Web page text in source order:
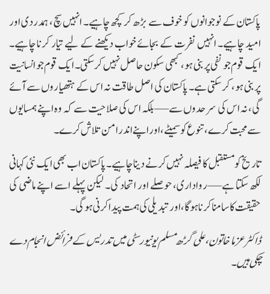
پاکستان کے نوجوانوں کو خوف سے بڑھ کر کچھ چاہیے۔ انہیں سچ، ہمدردی اور
امید چاہیے۔ انہیں نفرت کے بجائے خواب دیکھنے کے لیے تیار کرنا چاہیے۔
ایک قوم جو نفی پر بنی ہو، کبھی سکون حاصل نہیں کر سکتی۔ ایک قوم جو انسانیت
پر بنی ہو، کر سکتی ہے۔ پاکستان کی اصل طاقت نہ اس کے ہتھیاروں سے آئے
گی، نہ اس کی سرحدوں سے—بلکہ اس کی صلاحیت سے کہ وہ اپنے ہمسایوں
سے محبت کرے، تنوع کو سمیٹے، اور اپنے اندر امن تلاش کرے۔
تاریخ کو مستقبل کا فیصلہ نہیں کرنے دینا چاہیے۔ پاکستان اب بھی ایک نئی کہانی
لکھ سکتا ہے—رواداری، حوصلے اور اتحاد کی۔ لیکن پہلے اسے اپنے ماضی کی
حقیقت کا سامنا کرنا ہوگا، اور تبدیلی کی ہمت پیدا کرنی ہوگی۔
ڈاکٹر عزما خاتون، علی گڑھ مسلم یونیورسٹی میں تدریس کے فرائض انجام دے
چکی ہیں۔